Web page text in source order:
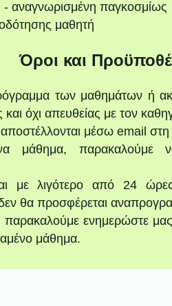
- αναγνωρισμένη παγκοσμίως
μαθητή
Όροι και
των μαθημάτων ή
όχι απευθείας με τον
μέσω email στη
μάθημα, παρακαλούμε
με λιγότερο από 24
θα προσφέρεται
παρακαλούμε ενημερώστε
μάθημα.